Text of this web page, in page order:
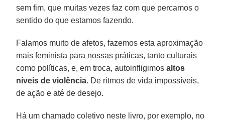
sem fim, que muitas vezes faz com que percamos o
sentido do que estamos fazendo.
Falamos muito de afetos, fazemos esta aproximação
mais feminista para nossas práticas, tanto culturais
como políticas, e, em troca, autoinfligimosaltos
níveis de violência. De ritmos de vida impossíveis,
de ação e até de desejo.
Há um chamado coletivo neste livro, por exemplo, no